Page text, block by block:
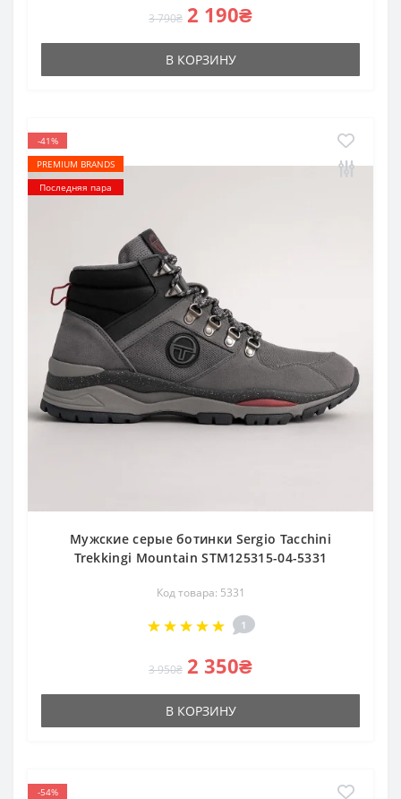
3 790₴ 2 190₴
В КОРЗИНУ
-41%
PREMIUM BRANDS
Последняя пара
Мужские серые ботинки Sergio Tacchini
Trekkingi Mountain STM125315-04-5331
Код товара: 5331
1
3 950₴ 2 350₴
В КОРЗИНУ
-54%